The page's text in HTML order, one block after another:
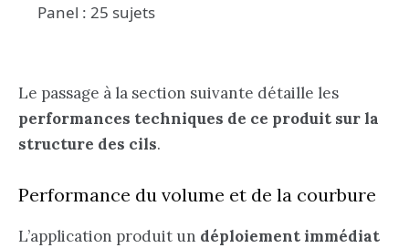
Panel : 25 sujets
Le passage à la section suivante détaille les
performances techniques de ce produit sur la
structure des cils.
Performance du volume et de la courbure
L’application produit un déploiement immédiat